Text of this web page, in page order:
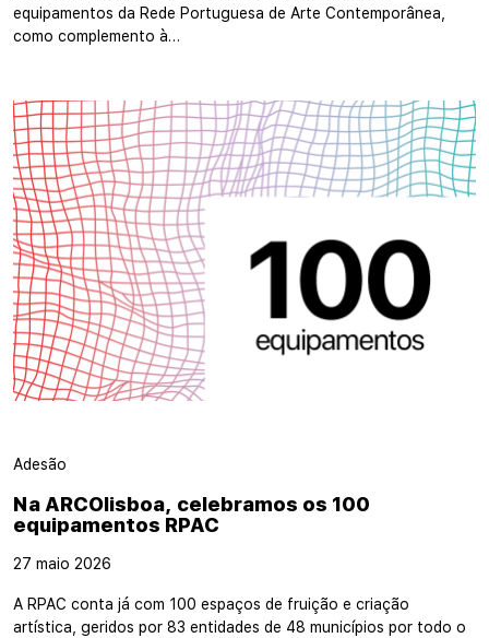
equipamentos da Rede Portuguesa de Arte Contemporânea,
como complemento à…
Adesão
Na ARCOlisboa, celebramos os 100
equipamentos RPAC
27 maio 2026
A RPAC conta já com 100 espaços de fruição e criação
artística, geridos por 83 entidades de 48 municípios por todo o